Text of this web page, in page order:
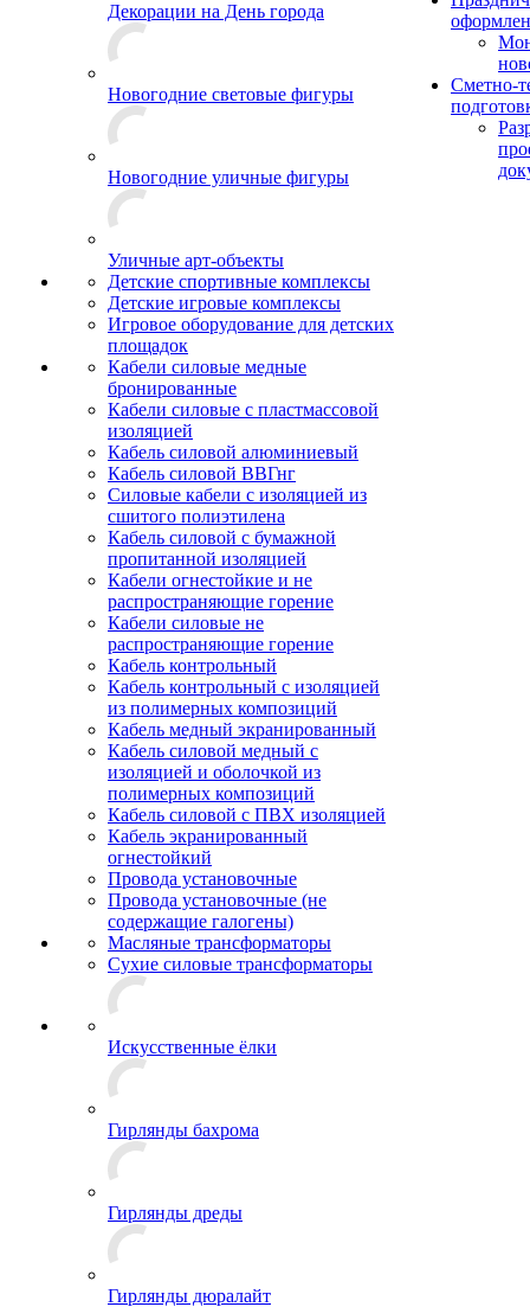
Декорации на День города
Новогодние световые фигуры
Новогодние уличные фигуры
Уличные арт-объекты
Детские спортивные комплексы
Детские игровые комплексы
Игровое оборудование для детских
площадок
Кабели силовые медные
бронированные
Кабели силовые с пластмассовой
изоляцией
Кабель силовой алюминиевый
Кабель силовой ВВГнг
Силовые кабели с изоляцией из
сшитого полиэтилена
Кабель силовой с бумажной
пропитанной изоляцией
Кабели огнестойкие и не
распространяющие горение
Кабели силовые не
распространяющие горение
Кабель контрольный
Кабель контрольный с изоляцией
из полимерных композиций
Кабель медный экранированный
Кабель силовой медный с
изоляцией и оболочкой из
полимерных композиций
Кабель силовой с ПВХ изоляцией
Кабель экранированный
огнестойкий
Провода установочные
Провода установочные (не
содержащие галогены)
Масляные трансформаторы
Сухие силовые трансформаторы
Искусственные ёлки
Гирлянды бахрома
Гирлянды дреды
Гирлянды дюралайт
Сметно-